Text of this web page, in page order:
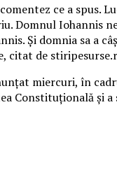
ce a
Domnul Iohannis
Şi domnia sa a
citat de
miercuri, în
Constituţională